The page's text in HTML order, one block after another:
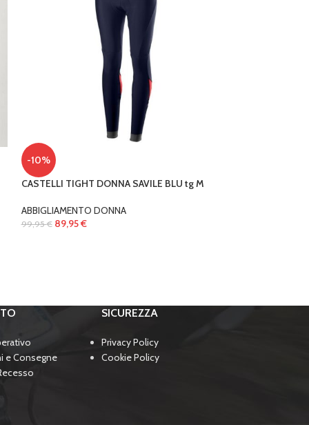
-10%
CASTELLI TIGHT DONNA SAVILE BLU tg M
ABBIGLIAMENTO DONNA
99,95€ 89,95€
e Consegne
SICUREZZA
Privacy Policy
Cookie Policy